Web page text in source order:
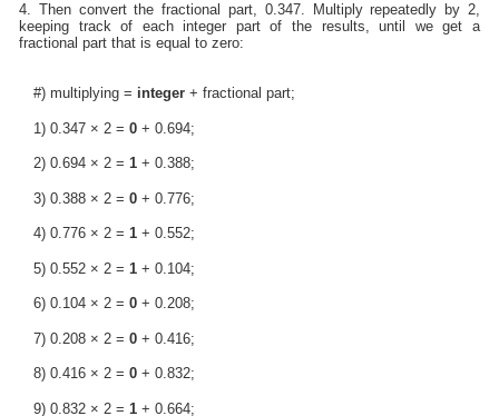
4. Then convert the fractional part, 0.347. Multiply repeatedly by 2,
keeping track of each integer part of the results, until we get a
fractional part that is equal to zero:
#) multiplying = integer+ fractional part;
1) 0.347 × 2 = 0+ 0.694;
2) 0.694 × 2 = 1+ 0.388;
3) 0.388 × 2 = 0+ 0.776;
4) 0.776 × 2 = 1+ 0.552;
5) 0.552 × 2 = 1+ 0.104;
6) 0.104 × 2 = 0+ 0.208;
7) 0.208 × 2 = 0+ 0.416;
8) 0.416 × 2 = 0+ 0.832;
9) 0.832 × 2 = 1+ 0.664;